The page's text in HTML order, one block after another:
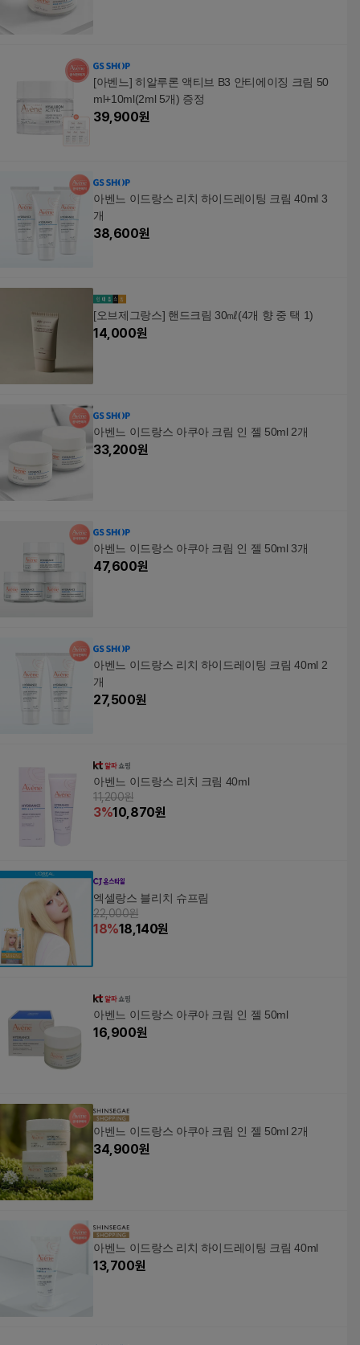
[아벤느] 히알루론 액티브 B3 안티에이징 크림 50
ml+10ml(2ml 5개) 증정
39,900원
아벤느 이드랑스 리치 하이드레이팅 크림 40ml 3
개
38,600원
[오브제그랑스] 핸드크림 30㎖(4개 향 중 택 1)
14,000원
아벤느 이드랑스 아쿠아 크림 인 젤 50ml 2개
33,200원
아벤느 이드랑스 아쿠아 크림 인 젤 50ml 3개
47,600원
아벤느 이드랑스 리치 하이드레이팅 크림 40ml 2
개
27,500원
아벤느 이드랑스 리치 크림 40ml
11,200원
3%10,870원
엑셀랑스 블리치 슈프림
22,000원
18%18,140원
아벤느 이드랑스 아쿠아 크림 인 젤 50ml
16,900원
아벤느 이드랑스 아쿠아 크림 인 젤 50ml 2개
34,900원
아벤느 이드랑스 리치 하이드레이팅 크림 40ml
13,700원